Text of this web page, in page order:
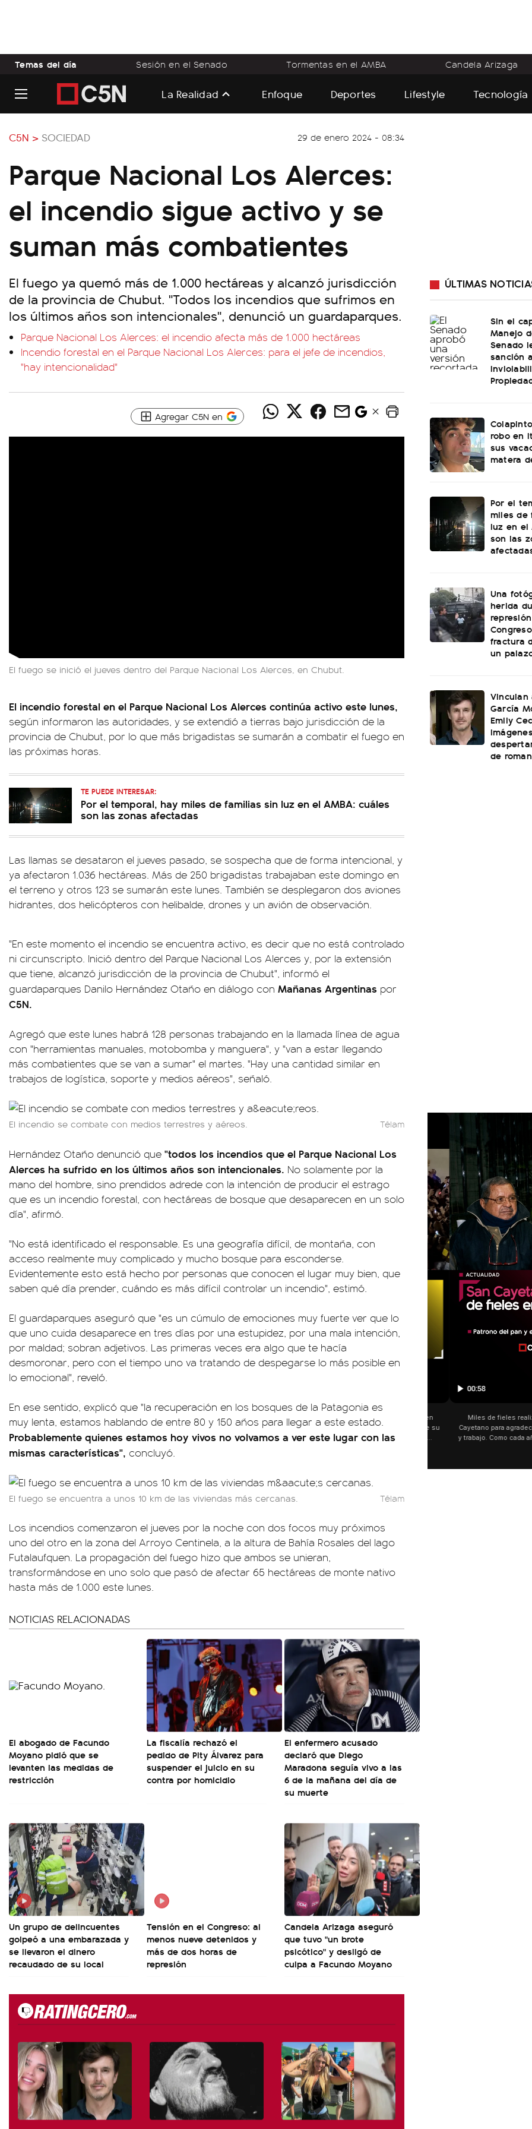
Temas del día Sesión en el Senado Tormentas en el AMBA Candela Arizaga
La Realidad Enfoque Deportes Lifestyle Tecnología
C5N > SOCIEDAD 29 de enero 2024 - 08:34
Parque Nacional Los Alerces:
el incendio sigue activo y se
suman más combatientes
El fuego ya quemó más de 1.000 hectáreas y alcanzó jurisdicción
de la provincia de Chubut. "Todos los incendios que sufrimos en
los últimos años son intencionales", denunció un guardaparques.
Parque Nacional Los Alerces: el incendio afecta más de 1.000 hectáreas
Incendio forestal en el Parque Nacional Los Alerces: para el jefe de incendios,
"hay intencionalidad"
Agregar C5N en
El fuego se inició el jueves dentro del Parque Nacional Los Alerces, en Chubut.
El incendio forestal en el Parque Nacional Los Alerces continúa activo este lunes,
según informaron las autoridades, y se extendió a tierras bajo jurisdicción de la
provincia de Chubut, por lo que más brigadistas se sumarán a combatir el fuego en
las próximas horas.
TE PUEDE INTERESAR:
Por el temporal, hay miles de familias sin luz en el AMBA: cuáles
son las zonas afectadas
Las llamas se desataron el jueves pasado, se sospecha que de forma intencional, y
ya afectaron 1.036 hectáreas. Más de 250 brigadistas trabajaban este domingo en
el terreno y otros 123 se sumarán este lunes. También se desplegaron dos aviones
hidrantes, dos helicópteros con helibalde, drones y un avión de observación.
"En este momento el incendio se encuentra activo, es decir que no está controlado
ni circunscripto. Inició dentro del Parque Nacional Los Alerces y, por la extensión
que tiene, alcanzó jurisdicción de la provincia de Chubut", informó el
guardaparques Danilo Hernández Otaño en diálogo con Mañanas Argentinas por
C5N.
Agregó que este lunes habrá 128 personas trabajando en la llamada línea de agua
con "herramientas manuales, motobomba y manguera", y "van a estar llegando
más combatientes que se van a sumar" el martes. "Hay una cantidad similar en
trabajos de logística, soporte y medios aéreos", señaló.
El incendio se combate con medios terrestres y aéreos. Télam
Hernández Otaño denunció que "todos los incendios que el Parque Nacional Los
Alerces ha sufrido en los últimos años son intencionales. No solamente por la
mano del hombre, sino prendidos adrede con la intención de producir el estrago
que es un incendio forestal, con hectáreas de bosque que desaparecen en un solo
día", afirmó.
"No está identificado el responsable. Es una geografía difícil, de montaña, con
acceso realmente muy complicado y mucho bosque para esconderse.
Evidentemente esto está hecho por personas que conocen el lugar muy bien, que
saben qué día prender, cuándo es más difícil controlar un incendio", estimó.
El guardaparques aseguró que "es un cúmulo de emociones muy fuerte ver que lo
que uno cuida desaparece en tres días por una estupidez, por una mala intención,
por maldad; sobran adjetivos. Las primeras veces era algo que te hacía
desmoronar, pero con el tiempo uno va tratando de despegarse lo más posible en
lo emocional", reveló.
En ese sentido, explicó que "la recuperación en los bosques de la Patagonia es
muy lenta, estamos hablando de entre 80 y 150 años para llegar a este estado.
Probablemente quienes estamos hoy vivos no volvamos a ver este lugar con las
mismas características", concluyó.
El fuego se encuentra a unos 10 km de las viviendas más cercanas. Télam
Los incendios comenzaron el jueves por la noche con dos focos muy próximos
uno del otro en la zona del Arroyo Centinela, a la altura de Bahía Rosales del lago
Futalaufquen. La propagación del fuego hizo que ambos se unieran,
transformándose en uno solo que pasó de afectar 65 hectáreas de monte nativo
hasta más de 1.000 este lunes.
NOTICIAS RELACIONADAS
El abogado de Facundo
Moyano pidió que se
levanten las medidas de
restricción
La fiscalía rechazó el
pedido de Pity Álvarez para
suspender el juicio en su
contra por homicidio
El enfermero acusado
declaró que Diego
Maradona seguía vivo a las
6 de la mañana del día de
su muerte
Un grupo de delincuentes
golpeó a una embarazada y
se llevaron el dinero
recaudado de su local
Tensión en el Congreso: al
menos nueve detenidos y
más de dos horas de
represión
Candela Arizaga aseguró
que tuvo "un brote
psicótico" y desligó de
culpa a Facundo Moyano
ÚLTIMAS
Sin el
Manejo
Senado
sanción
robo en
sus
matera
Por el
miles de
luz en el
son las
Una
herida
fractura
un
Vinculan
García
Emily
de
01:05
🗣️ "El Gobierno sufrió una
Axel Kicillof, gobernador de
Buenos Aires, caracterizó el
como "una lista sábana con
y destacó "la movilización